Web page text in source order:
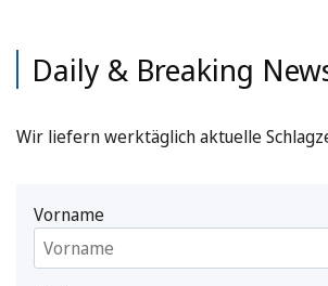
Daily & Breaking
Wir liefern werktäglich aktuelle
Vorname